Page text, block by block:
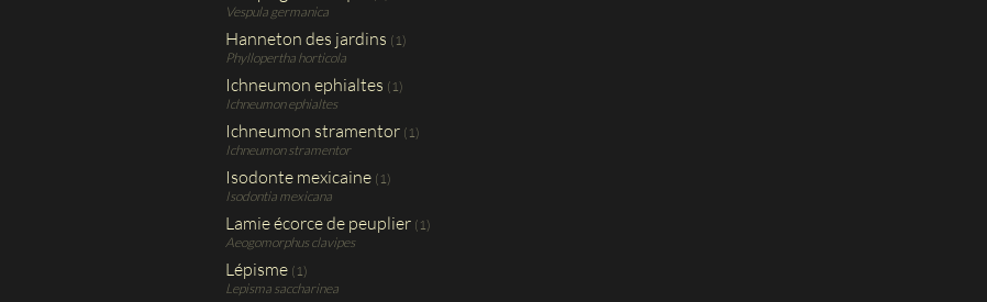
Vespula germanica
Hanneton des jardins (1)
Phyllopertha horticola
Ichneumon ephialtes (1)
Ichneumon ephialtes
Ichneumon stramentor (1)
Ichneumon stramentor
Isodonte mexicaine (1)
Isodontia mexicana
Lamie écorce de peuplier (1)
Aeogomorphus clavipes
Lépisme (1)
Lepisma saccharinea